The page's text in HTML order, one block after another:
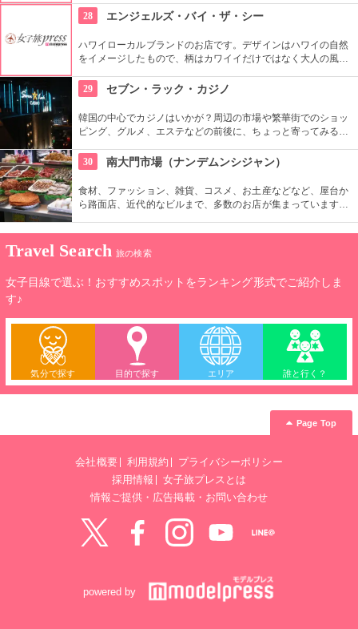
男性や小さな子供用の衣装も沢山あり、カップル写真に家族写
真、友達同士の記念にもってこい。
28 エンジェルズ・バイ・ザ・シー
ハワイローカルブランドのお店です。デザインはハワイの自然
をイメージしたもので、柄はカワイイだけではなく大人の風格
速ハワイのビーチで着てみたいですね。
29 セブン・ラック・カジノ
韓国の中心でカジノはいかが？周辺の市場や繁華街でのショッ
ピング、グルメ、エステなどの前後に、ちょっと寄ってみる？
る。外国人専用 CASINO 無料シャトルバスもあり、便利。
30 南大門市場（ナンデムンシジャン）
食材、ファッション、雑貨、コスメ、お土産などなど、屋台か
ら路面店、近代的なビルまで、多数のお店が集まっています。
地は常に買い物客であふれかえり、賑やかな空間が溢れます。
Travel Search 旅の検索
女子目線で選ぶ！おすすめスポットをランキング形式でご紹介しま
す♪
気分で探す 目的で探す エリア 誰と行く？
Page Top
会社概要 利用規約
プライバシーポリシー
採用情報
女子旅プレスとは
情報ご提供・広告掲載・お問い合わせ
powered by